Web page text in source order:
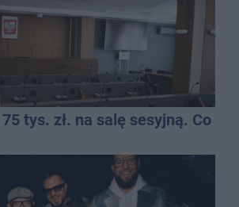
tys. zł. na salę sesyjną. Co